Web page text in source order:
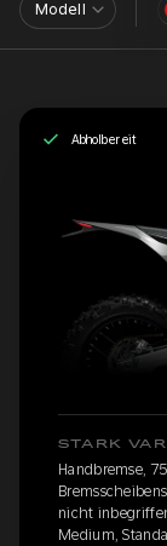
Modell
Abholbereit
STARK
Handbremse,
nicht
Medium,